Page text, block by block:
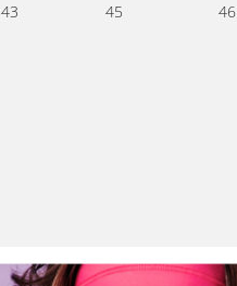
43 45 46